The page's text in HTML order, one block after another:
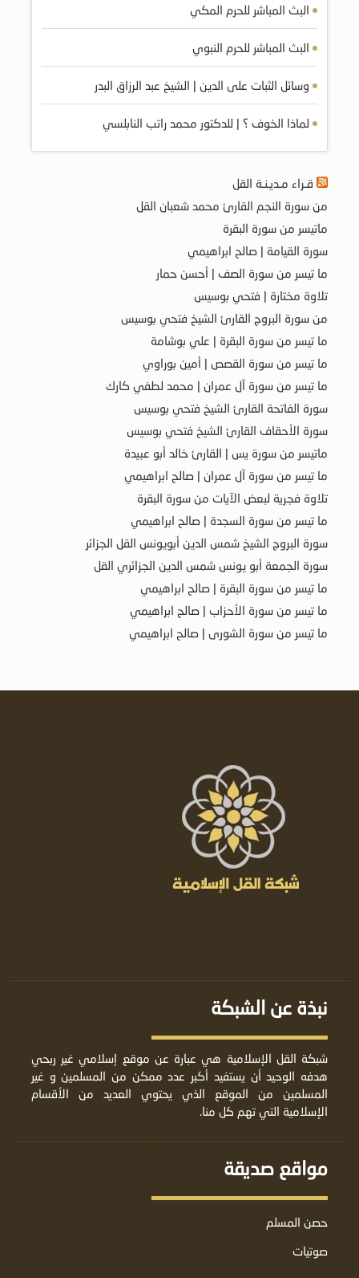
البث المباشر للحرم المكي
البث المباشر للحرم النبوي
وسائل الثبات على الدين | الشيخ عبد الرزاق البدر
لماذا الخوف ؟ | للدكتور محمد راتب النابلسي
قـراء مـديـنـة القل
من سورة النجم القارئ محمد شعبان القل
ماتيسر من سورة البقرة
سورة القيامة | صالح ابراهيمي
ما تيسر من سورة الصف | أحسن حمار
تلاوة مختارة | فتحي بوسيس
من سورة البروج القارئ الشيخ فتحي بوسيس
ما تيسر من سورة البقرة | علي بوشامة
ما تيسر من سورة القصص | أمين بوراوي
ما تيسر من سورة آل عمران | محمد لطفي كارك
سورة الفاتحة القارئ الشيخ فتحي بوسيس
سورة الأحقاف القارئ الشيخ فتحي بوسيس
ماتيسر من سورة يس | القارئ خالد أبو عبيدة
ما تيسر من سورة آل عمران | صالح ابراهيمي
تلاوة فجرية لبعض الآيات من سورة البقرة
ما تيسر من سورة السجدة | صالح ابراهيمي
سورة البروج الشيخ شمس الدين أبويونس القل الجزائر
سورة الجمعة أبو يونس شمس الدين الجزائري القل
ما تيسر من سورة البقرة | صالح ابراهيمي
ما تيسر من سورة الأحزاب | صالح ابراهيمي
ما تيسر من سورة الشورى | صالح ابراهيمي
نبذة عن الشبكة
شبكة القل الإسلامية هي عبارة عن موقع إسلامي غير ربحي
هدفه الوحيد أن يستفيد أكبر عدد ممكن من المسلمين و غير
المسلمين من الموقع الذي يحتوي العديد من الأقسام
الإسلامية التي تهم كل منا.
مواقع صديقة
حصن المسلم
صوتيات